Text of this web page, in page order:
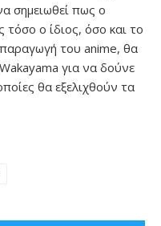
σημειωθεί πως ο
ο ίδιος, όσο και το
του anime, θα
για να δούνε
θα εξελιχθούν τα